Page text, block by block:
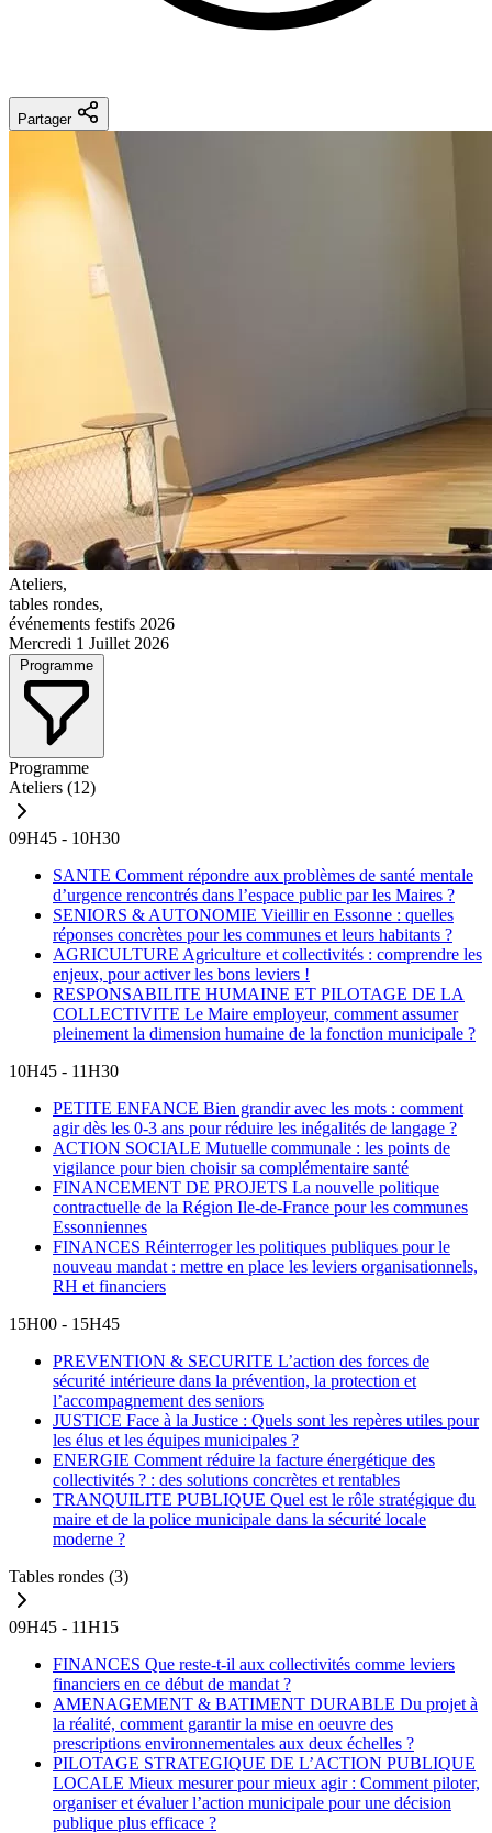
Partager
Ateliers,
tables rondes,
événements festifs 2026
Mercredi 1 Juillet 2026
Programme
Programme
Ateliers (12)
09H45 - 10H30
SANTE Comment répondre aux problèmes de santé mentale
d’urgence rencontrés dans l’espace public par les Maires ?
SENIORS & AUTONOMIE Vieillir en Essonne : quelles
réponses concrètes pour les communes et leurs habitants ?
AGRICULTURE Agriculture et collectivités : comprendre les
enjeux, pour activer les bons leviers !
RESPONSABILITE HUMAINE ET PILOTAGE DE LA
COLLECTIVITE Le Maire employeur, comment assumer
pleinement la dimension humaine de la fonction municipale ?
10H45 - 11H30
PETITE ENFANCE Bien grandir avec les mots : comment
agir dès les 0-3 ans pour réduire les inégalités de langage ?
ACTION SOCIALE Mutuelle communale : les points de
vigilance pour bien choisir sa complémentaire santé
FINANCEMENT DE PROJETS La nouvelle politique
contractuelle de la Région Ile-de-France pour les communes
Essonniennes
FINANCES Réinterroger les politiques publiques pour le
nouveau mandat : mettre en place les leviers organisationnels,
RH et financiers
15H00 - 15H45
PREVENTION & SECURITE L’action des forces de
sécurité intérieure dans la prévention, la protection et
l’accompagnement des seniors
JUSTICE Face à la Justice : Quels sont les repères utiles pour
les élus et les équipes municipales ?
ENERGIE Comment réduire la facture énergétique des
collectivités ? : des solutions concrètes et rentables
TRANQUILITE PUBLIQUE Quel est le rôle stratégique du
maire et de la police municipale dans la sécurité locale
moderne ?
Tables rondes (3)
09H45 - 11H15
FINANCES Que reste-t-il aux collectivités comme leviers
financiers en ce début de mandat ?
AMENAGEMENT & BATIMENT DURABLE Du projet à
la réalité, comment garantir la mise en oeuvre des
prescriptions environnementales aux deux échelles ?
PILOTAGE STRATEGIQUE DE L’ACTION PUBLIQUE
LOCALE Mieux mesurer pour mieux agir : Comment piloter,
organiser et évaluer l’action municipale pour une décision
publique plus efficace ?